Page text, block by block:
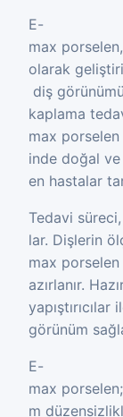
E-
max
olarak
diş
kaplama
max
inde doğal
en hastalar
Tedavi
lar. Dişlerin
max
azırlanır.
görünüm
E-
max
m